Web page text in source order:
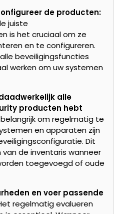
de producten:
juiste
is het cruciaal om ze
en te configureren.
beveiligingsfuncties
werken om uw systemen
alle
producten hebt
om regelmatig te
en apparaten zijn
Dit
de inventaris wanneer
toegevoegd of oude
en voer passende
regelmatig evalueren